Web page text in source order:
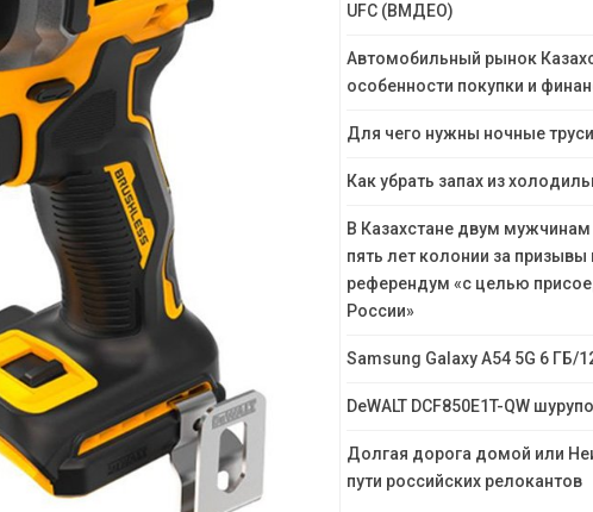
UFC (ВМДЕО)
Автомобильный рынок
особенности покупки и
Для чего нужны ночные
Как убрать запах из
В Казахстане двум мужчинам
пять лет колонии за призывы
референдум «с целью
России»
Samsung Galaxy A54 5G 6 ГБ/
DeWALT DCF850E1T-QW
Долгая дорога домой или
пути российских релокантов